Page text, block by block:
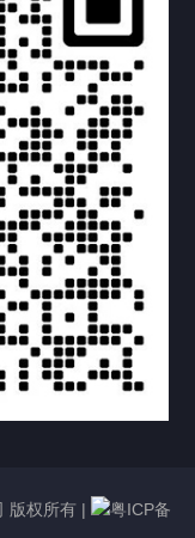
报价
版权所有 |
粤ICP备